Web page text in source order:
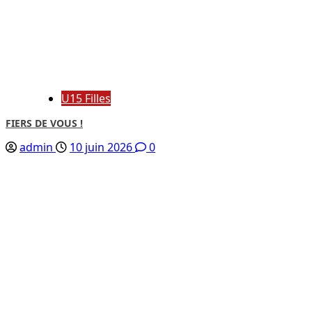
U15 Filles
FIERS DE VOUS !
admin 10 juin 2026 0